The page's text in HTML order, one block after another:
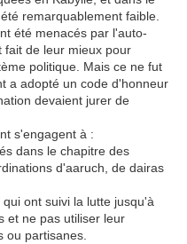
remarquablement faible.
été menacés par l'auto-
fait de leur mieux pour
politique. Mais ce ne fut
a adopté un code d'honneur
devaient jurer de
s'engagent à :
dans le chapitre des
d'aaruch, de dairas
ont suivi la lutte jusqu'à
et ne pas utiliser leur
ou partisanes.